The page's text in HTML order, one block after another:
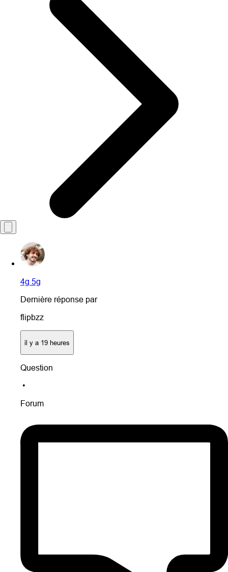
4g 5g
Dernière réponse par
flipbzz
il y a 19 heures
Question
•
Forum